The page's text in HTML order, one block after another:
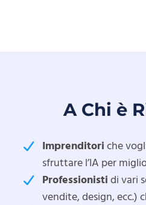
A Chi è
Imprenditori che
sfruttare l’IA per
Professionisti di vari
vendite, design, ecc.)